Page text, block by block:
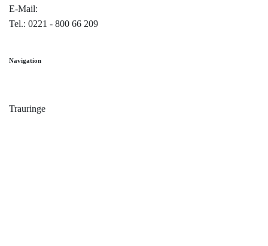
E-Mail:
Tel.: 0221 - 800 66 209
Navigation
Trauringe